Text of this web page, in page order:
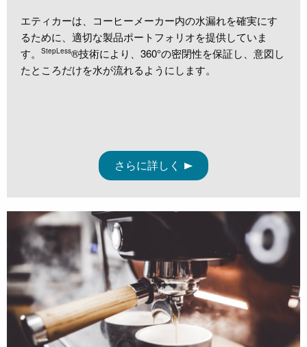
エティカーは、コーヒーメーカー内の水漏れを確実にす
るために、適切な製品ポートフォリオを提供していま
す。
StepLess®技術により、360°の密閉性を保証し、意図し
たところだけを水が流れるようにします。
さらに詳しく